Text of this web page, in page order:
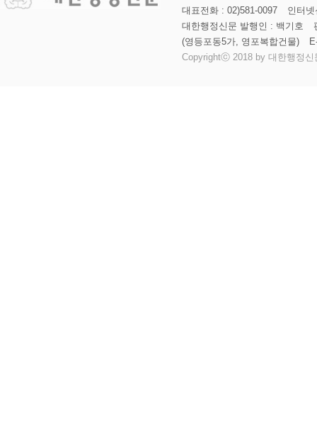
대표전화 : 02)581-0097
인터
대한행정신문 발행인 : 백기호
(영등포동5가, 영포복합건물)
Copyrightⓒ 2018 by 대한행정신